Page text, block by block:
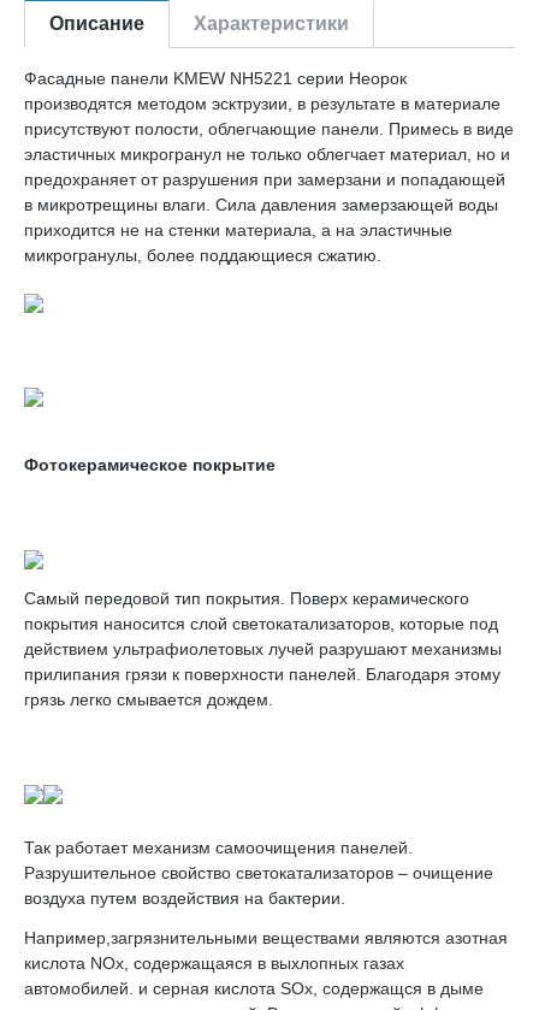
Описание Характеристики
Фасадные панели KMEW NH5221 серии Неорок
производятся методом эсктрузии, в результате в материале
присутствуют полости, облегчающие панели. Примесь в виде
эластичных микрогранул не только облегчает материал, но и
предохраняет от разрушения при замерзани и попадающей
в микротрещины влаги. Сила давления замерзающей воды
приходится не на стенки материала, а на эластичные
микрогранулы, более поддающиеся сжатию.
Фотокерамическое покрытие
Самый передовой тип покрытия. Поверх керамического
покрытия наносится слой светокатализаторов, которые под
действием ультрафиолетовых лучей разрушают механизмы
прилипания грязи к поверхности панелей. Благодаря этому
грязь легко смывается дождем.
Так работает механизм самоочищения панелей.
Разрушительное свойство светокатализаторов – очищение
воздуха путем воздействия на бактерии.
Например,загрязнительными веществами являются азотная
кислота NOx, содержащаяся в выхлопных газах
автомобилей. и серная кислота SOx, содержащся в дыме